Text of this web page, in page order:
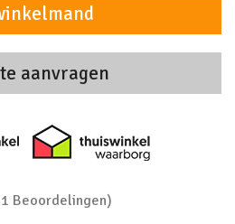
aanvragen
Thuiswinkel zakelijk
Beoordelingen)